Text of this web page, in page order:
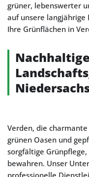
grüner, lebenswerter
auf unsere langjährige
Ihre Grünflächen in
Nachhaltige
Verden, die
grünen Oasen und
sorgfältige
bewahren. Unser
professionelle